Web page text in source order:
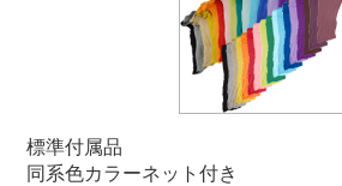
標準付属品
同系色カラーネット付き